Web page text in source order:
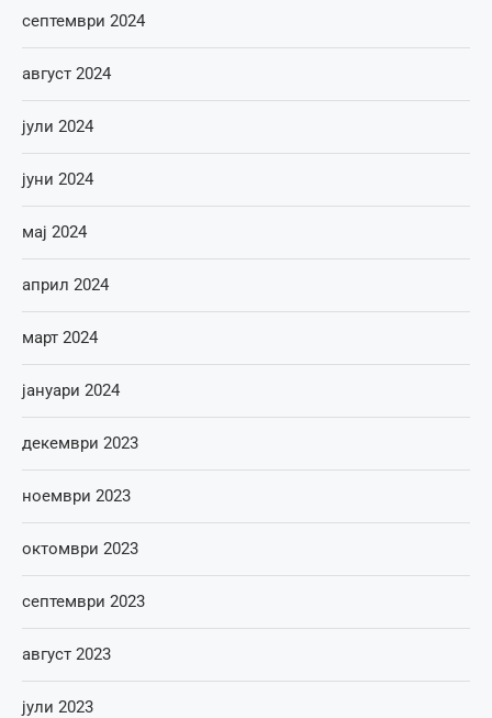
септември 2024
август 2024
јули 2024
јуни 2024
мај 2024
април 2024
март 2024
јануари 2024
декември 2023
ноември 2023
октомври 2023
септември 2023
август 2023
јули 2023